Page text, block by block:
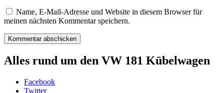
Name, E-Mail-Adresse und Website in diesem Browser für
meinen nächsten Kommentar speichern.
Alles rund um den VW 181 Kübelwagen
Facebook
Twitter